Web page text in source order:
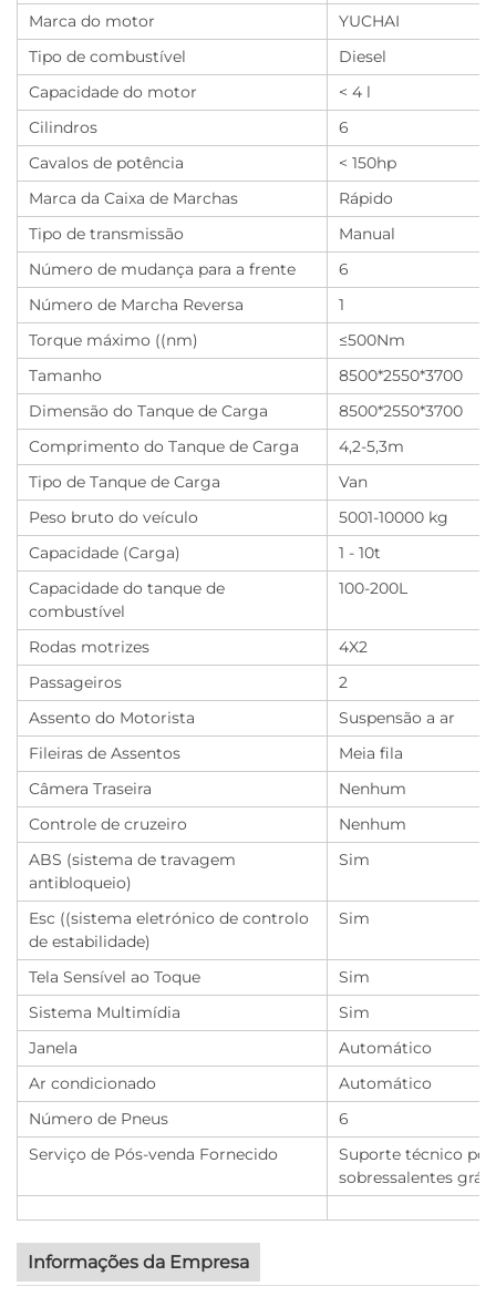
Marca do motor
YUCHAI
Tipo de combustível
Diesel
Capacidade do motor
< 4 l
Cilindros
6
Cavalos de potência
< 150hp
Marca da Caixa de Marchas
Rápido
Tipo de transmissão
Manual
Número de mudança para a frente
6
Número de Marcha Reversa
1
Torque máximo ((nm)
≤500Nm
Tamanho
8500*2550*3700
Dimensão do Tanque de Carga
8500*2550*3700
Comprimento do Tanque de Carga
4,2-5,3m
Tipo de Tanque de Carga
Van
Peso bruto do veículo
5001-10000 kg
Capacidade (Carga)
1 - 10t
Capacidade do tanque de
combustível
100-200L
Rodas motrizes
4X2
Passageiros
2
Assento do Motorista
Suspensão a ar
Fileiras de Assentos
Meia fila
Câmera Traseira
Nenhum
Controle de cruzeiro
Nenhum
ABS (sistema de travagem
antibloqueio)
Sim
Esc ((sistema eletrónico de controlo
de estabilidade)
Sim
Tela Sensível ao Toque
Sim
Sistema Multimídia
Sim
Janela
Automático
Ar condicionado
Automático
Número de Pneus
6
Serviço de Pós-venda Fornecido
Suporte técnico por
sobressalentes
Informações da Empresa